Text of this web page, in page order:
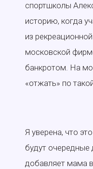
спортшколы
историю, когда
из
московской
банкротом. На
«отжать» по
Я уверена, что
будут очередные
добавляет мама